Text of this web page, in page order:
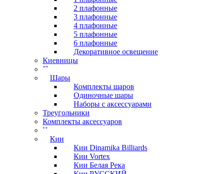
2 плафонные
3 плафонные
4 плафонные
5 плафонные
6 плафонные
Декоративное освещение
Киевницы
Полочки
Шары
Комплекты шаров
Одиночные шары
Наборы с аксессуарами
Треугольники
Комплекты аксессуаров
Часы
Кии
Кии Dinamika Billiards
Кии Vortex
Кии Белая Река